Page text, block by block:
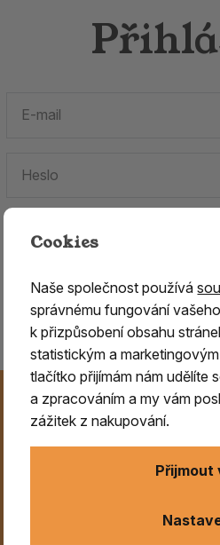
Zapomenuté
Jste tu poprvé?
Novinky na
Už nikdy nezmeškejte naše
nabídky. Přihlášení
Cookies
Naše společnost používá
správnému fungování
k přizpůsobení obsahu
statistickým a
tlačítko přijímám nám udělíte
a zpracováním a my vám
zážitek z nakupování.
Přijmout